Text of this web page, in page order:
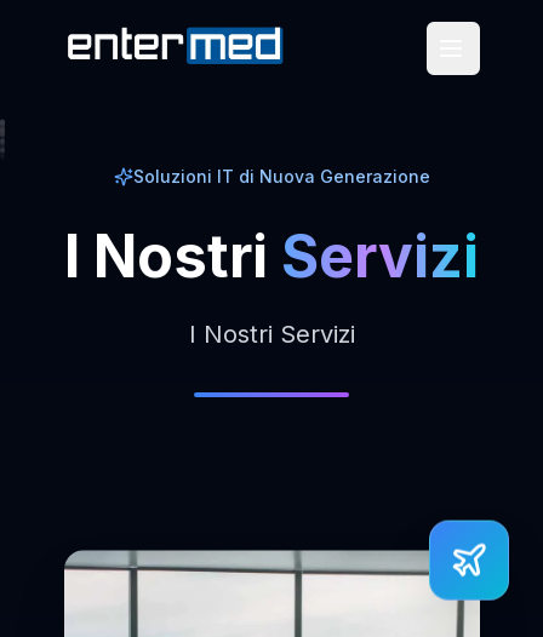
Soluzioni IT di Nuova Generazione
I Nostri Servizi
I Nostri Servizi